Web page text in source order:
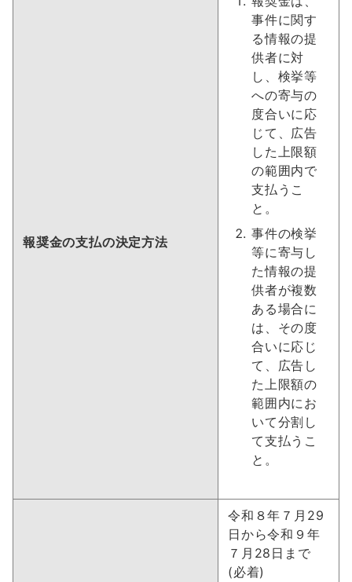
報奨金の支払の決定方法
事件に関す
る情報の提
供者に対
し、検挙等
への寄与の
度合いに応
じて、広告
した上限額
の範囲内で
支払うこ
と。
事件の検挙
等に寄与し
た情報の提
供者が複数
ある場合に
は、その度
合いに応じ
て、広告し
た上限額の
範囲内にお
いて分割し
て支払うこ
と。
令和８年７月29
日から令和９年
７月28日まで
(必着)